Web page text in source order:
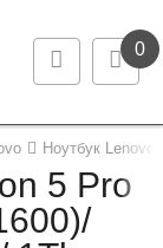
0
Ноутбук Lenovo
5 Pro